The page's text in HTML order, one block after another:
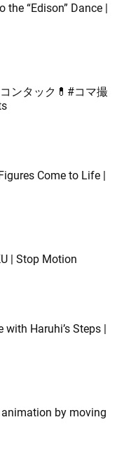
“Edison” Dance |
ンタック💊#コマ撮
Come to Life |
| Stop Motion
Haruhi’s Steps |
by moving